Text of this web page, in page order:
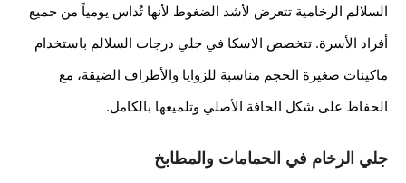
السلالم الرخامية تتعرض لأشد الضغوط لأنها تُداس يومياً من جميع
أفراد الأسرة. تتخصص الاسكا في جلي درجات السلالم باستخدام
ماكينات صغيرة الحجم مناسبة للزوايا والأطراف الضيقة، مع
الحفاظ على شكل الحافة الأصلي وتلميعها بالكامل.
جلي الرخام في الحمامات والمطابخ